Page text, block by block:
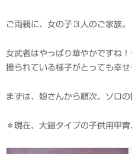
ご両親に、女の子３人のご家族。
女武者はやっぱり華やかですね
撮られている様子がとっても幸せ
まずは、娘さんから順次、ソロの
＊現在、大鎧タイプの子供用甲